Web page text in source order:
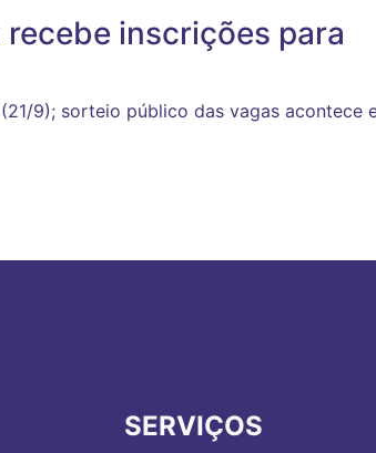
inscrições para
9); sorteio público das vagas acontece
SERVIÇOS